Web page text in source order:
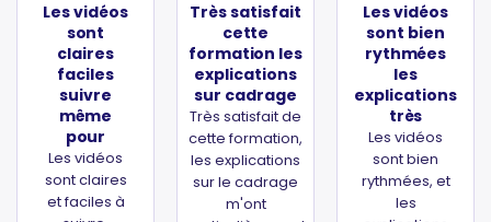
Les vidéos
sont
claires
faciles
suivre
même
pour
Les vidéos
sont claires
et faciles à
Très satisfait
cette
formation les
explications
sur cadrage
Très satisfait de
cette formation,
les explications
sur le cadrage
m'ont
Les vidéos
sont bien
rythmées
les
explications
très
Les vidéos
sont bien
rythmées, et
les